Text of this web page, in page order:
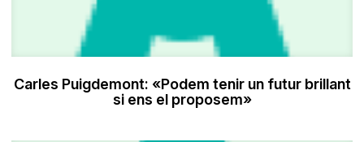
Carles Puigdemont: «Podem tenir un futur brillant
si ens el proposem»